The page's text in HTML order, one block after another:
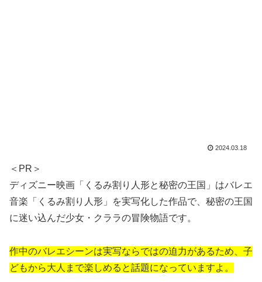
2024.03.18
＜PR＞
ディズニー映画「くるみ割り人形と秘密の王国」はバレエ
音楽「くるみ割り人形」を実写化した作品で、秘密の王国
に迷い込んだ少女・クララの冒険物語です。
作中のバレエシーンは実写ならではの迫力があるため、子
どもから大人まで楽しめると話題になっていますよ。